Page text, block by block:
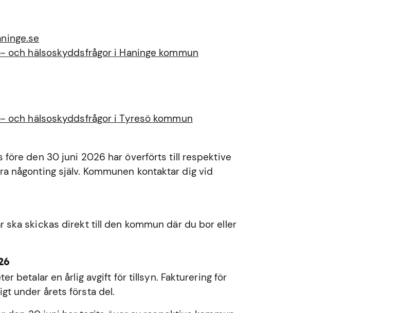
och hälsoskyddsfrågor i Haninge kommun
och hälsoskyddsfrågor i Tyresö kommun
före den 30 juni 2026 har överförts till respektive
någonting själv. Kommunen kontaktar dig vid
ska skickas direkt till den kommun där du bor eller
betalar en årlig avgift för tillsyn. Fakturering för
under årets första del.